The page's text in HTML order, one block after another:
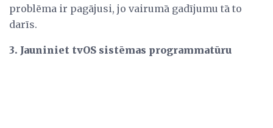
problēma ir pagājusi, jo vairumā gadījumu tā to
darīs.
3. Jauniniet tvOS sistēmas programmatūru